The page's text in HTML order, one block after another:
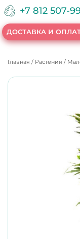
+7 812 507-
ДОСТАВКА И
Главная / Растения /